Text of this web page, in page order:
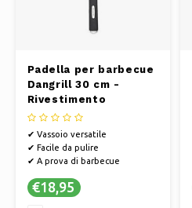
Padella per barbecue
Dangrill 30 cm -
Rivestimento
antiaderente -
Manico rimovibile
✔ Vassoio versatile
✔ Facile da pulire
✔ A prova di barbecue
€18,95